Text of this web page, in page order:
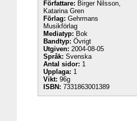
Författare: Birger Nilsson,
Katarina Gren
Förlag: Gehrmans
Musikförlag
Mediatyp: Bok
Bandtyp: Övrigt
Utgiven: 2004-08-05
Språk: Svenska
Antal sidor: 1
Upplaga: 1
Vikt: 96g
ISBN: 7331863001389